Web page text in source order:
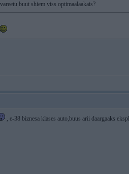
buut shiem viss optimaalaakais?
, e-38 biznesa klases auto,buus arii daargaaks